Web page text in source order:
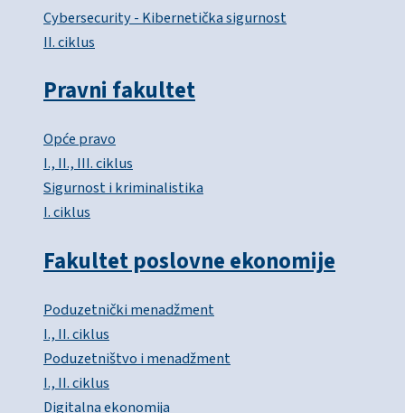
Cybersecurity - Kibernetička sigurnost
II. ciklus
Pravni fakultet
Opće pravo
I., II., III. ciklus
Sigurnost i kriminalistika
I. ciklus
Fakultet poslovne ekonomije
Poduzetnički menadžment
I., II. ciklus
Poduzetništvo i menadžment
I., II. ciklus
Digitalna ekonomija